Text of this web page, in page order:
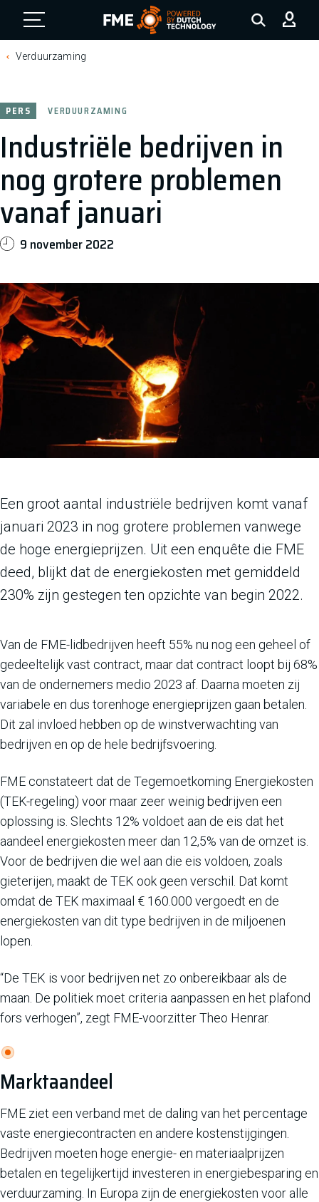
FME Logo, to the homepage
Verduurzaming
Industriële bedrijven in
nog grotere problemen
vanaf januari
PERS VERDUURZAMING
9 november 2022
Een groot aantal industriële bedrijven komt vanaf
januari 2023 in nog grotere problemen vanwege
de hoge energieprijzen. Uit een enquête die FME
deed, blijkt dat de energiekosten met gemiddeld
230% zijn gestegen ten opzichte van begin 2022.
Van de FME-lidbedrijven heeft 55% nu nog een geheel of
gedeeltelijk vast contract, maar dat contract loopt bij 68%
van de ondernemers medio 2023 af. Daarna moeten zij
variabele en dus torenhoge energieprijzen gaan betalen.
Dit zal invloed hebben op de winstverwachting van
bedrijven en op de hele bedrijfsvoering.
FME constateert dat de Tegemoetkoming Energiekosten
(TEK-regeling) voor maar zeer weinig bedrijven een
oplossing is. Slechts 12% voldoet aan de eis dat het
aandeel energiekosten meer dan 12,5% van de omzet is.
Voor de bedrijven die wel aan die eis voldoen, zoals
gieterijen, maakt de TEK ook geen verschil. Dat komt
omdat de TEK maximaal € 160.000 vergoedt en de
energiekosten van dit type bedrijven in de miljoenen
lopen.
“De TEK is voor bedrijven net zo onbereikbaar als de
maan. De politiek moet criteria aanpassen en het plafond
fors verhogen”, zegt FME-voorzitter Theo Henrar.
Marktaandeel
FME ziet een verband met de daling van het percentage
vaste energiecontracten en andere kostenstijgingen.
Bedrijven moeten hoge energie- en materiaalprijzen
betalen en tegelijkertijd investeren in energiebesparing en
verduurzaming. In Europa zijn de energiekosten voor alle